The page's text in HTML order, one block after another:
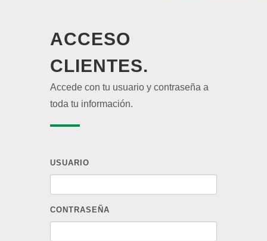
ACCESO
CLIENTES.
Accede con tu usuario y contraseña a
toda tu información.
USUARIO
CONTRASEÑA